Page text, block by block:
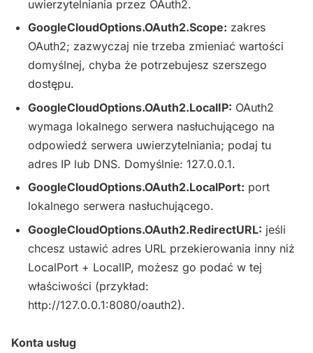
uwierzytelniania przez OAuth2.
GoogleCloudOptions.OAuth2.Scope: zakres
OAuth2; zazwyczaj nie trzeba zmieniać wartości
domyślnej, chyba że potrzebujesz szerszego
dostępu.
GoogleCloudOptions.OAuth2.LocalIP: OAuth2
wymaga lokalnego serwera nasłuchującego na
odpowiedź serwera uwierzytelniania; podaj tu
adres IP lub DNS. Domyślnie: 127.0.0.1.
GoogleCloudOptions.OAuth2.LocalPort: port
lokalnego serwera nasłuchującego.
GoogleCloudOptions.OAuth2.RedirectURL: jeśli
chcesz ustawić adres URL przekierowania inny niż
LocalPort + LocalIP, możesz go podać w tej
właściwości (przykład:
http://127.0.0.1:8080/oauth2).
Konta usług